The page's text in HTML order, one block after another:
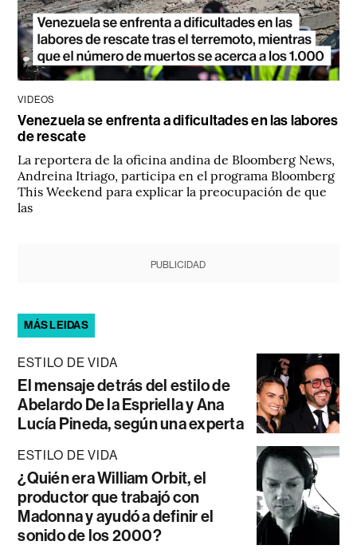
VIDEOS
Venezuela se enfrenta a dificultades en las labores
de rescate
La reportera de la oficina andina de Bloomberg News,
Andreina Itriago, participa en el programa Bloomberg
This Weekend para explicar la preocupación de que
las
PUBLICIDAD
MÁS LEIDAS
ESTILO DE VIDA
El mensaje detrás del estilo de
Abelardo De la Espriella y Ana
Lucía Pineda, según una experta
ESTILO DE VIDA
¿Quién era William Orbit, el
productor que trabajó con
Madonna y ayudó a definir el
sonido de los 2000?